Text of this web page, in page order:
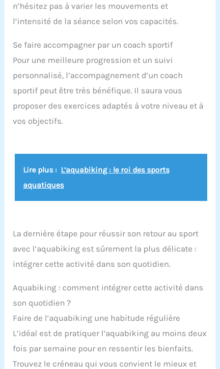
n’hésitez pas à varier les mouvements et
l’intensité de la séance selon vos capacités.
Se faire accompagner par un coach sportif
Pour une meilleure progression et un suivi
personnalisé, l’accompagnement d’un coach
sportif peut être très bénéfique. Il saura vous
proposer des exercices adaptés à votre niveau et à
vos objectifs.
Lire plus : L’aquabiking : le roi des sports
aquatiques
La dernière étape pour réussir son retour au sport
avec l’aquabiking est sûrement la plus délicate :
intégrer cette activité dans son quotidien.
Aquabiking : comment intégrer cette activité dans
son quotidien ?
Faire de l’aquabiking une habitude régulière
L’idéal est de pratiquer l’aquabiking au moins deux
fois par semaine pour en ressentir les bienfaits.
Trouvez le créneau qui vous convient le mieux et